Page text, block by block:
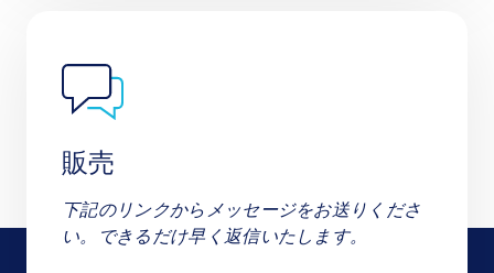
販売
下記のリンクからメッセージをお送りくださ
い。できるだけ早く返信いたします。